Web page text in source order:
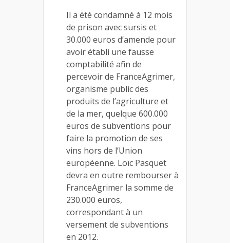
Il a été condamné à 12 mois
de prison avec sursis et
30.000 euros d’amende pour
avoir établi une fausse
comptabilité afin de
percevoir de FranceAgrimer,
organisme public des
produits de l’agriculture et
de la mer, quelque 600.000
euros de subventions pour
faire la promotion de ses
vins hors de l’Union
européenne. Loïc Pasquet
devra en outre rembourser à
FranceAgrimer la somme de
230.000 euros,
correspondant à un
versement de subventions
en 2012.